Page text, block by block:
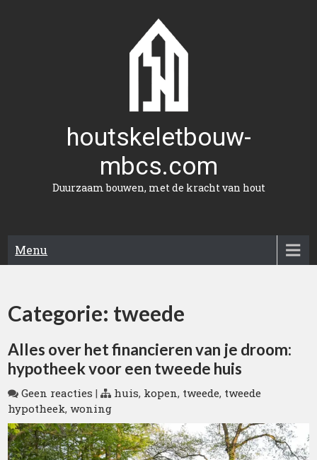
houtskeletbouw-
mbcs.com
Duurzaam bouwen, met de kracht van hout
Menu
Categorie: tweede
Alles over het financieren van je droom:
hypotheek voor een tweede huis
Geen reacties | huis, kopen, tweede, tweede
hypotheek,woning